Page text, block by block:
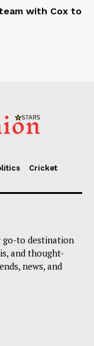
with Cox to
Cricket
go-to destination
and thought-
news, and